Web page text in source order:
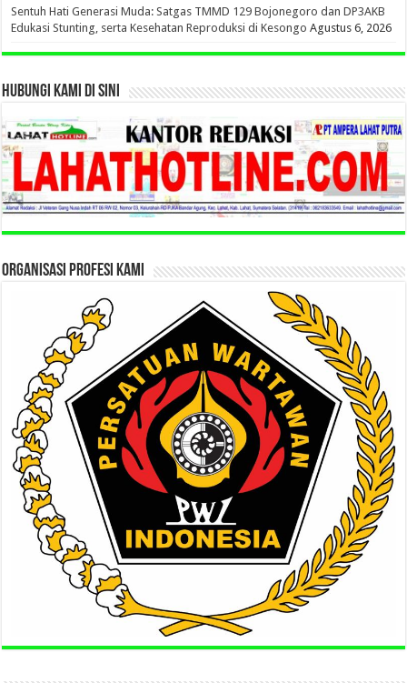
Sentuh Hati Generasi Muda: Satgas TMMD 129 Bojonegoro dan DP3AKB
Edukasi Stunting, serta Kesehatan Reproduksi di Kesongo Agustus 6, 2026
HUBUNGI KAMI DI SINI
ORGANISASI PROFESI KAMI